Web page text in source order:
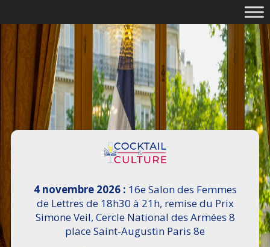
4 novembre 2026 : 16e Salon des Femmes
de Lettres de 18h30 à 21h, remise du Prix
Simone Veil, Cercle National des Armées 8
place Saint-Augustin Paris 8e